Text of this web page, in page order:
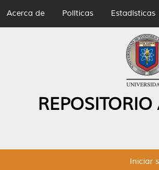
Acerca de Políticas Estadísticas
Iniciar